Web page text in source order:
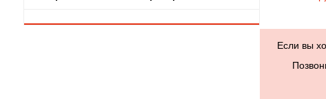
Если вы